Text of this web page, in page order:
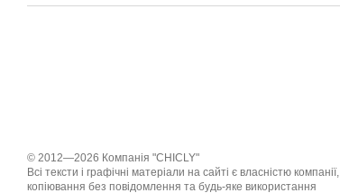
© 2012—2026 Компанія "CHICLY"
Всі тексти і графічні матеріали на сайті є власністю компанії,
копіювання без повідомлення та будь-яке використання